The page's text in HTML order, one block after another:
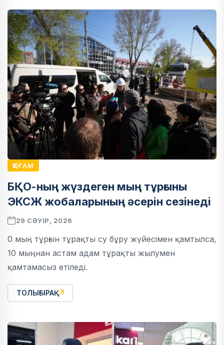
ҚОҒАМ
БҚО-ның жүздеген мың тұрғыны
ЭКСЖ жобаларының әсерін сезінеді
29 СӘУІР, 2026
0 мың тұрғын тұрақты су бұру жүйесімен қамтылса,
10 мыңнан астам адам тұрақты жылумен
қамтамасыз етіледі.
ТОЛЫҒЫРАҚ